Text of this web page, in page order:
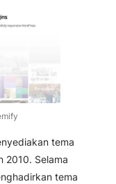
tema
2010. Selama
tema